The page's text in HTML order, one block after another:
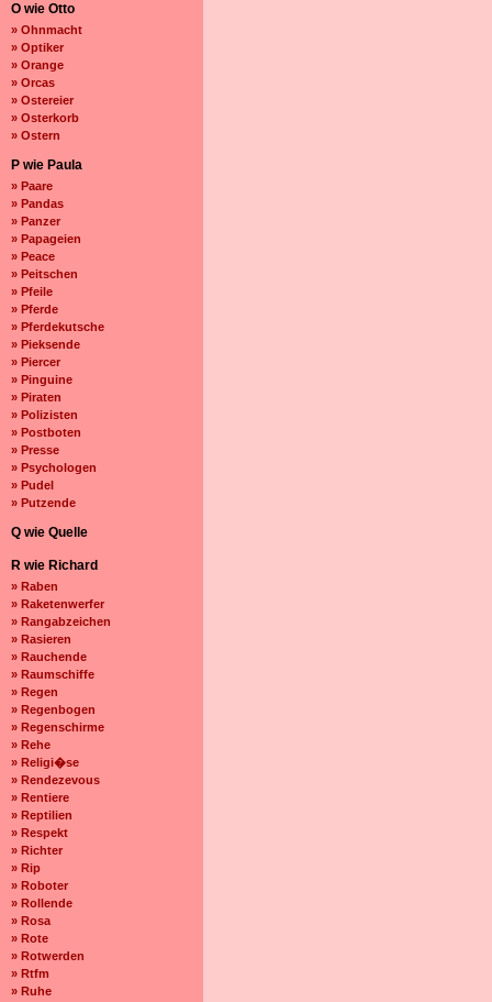
O wie Otto
» Ohnmacht
» Optiker
» Orange
» Orcas
» Ostereier
» Osterkorb
» Ostern
P wie Paula
» Paare
» Pandas
» Panzer
» Papageien
» Peace
» Peitschen
» Pfeile
» Pferde
» Pferdekutsche
» Pieksende
» Piercer
» Pinguine
» Piraten
» Polizisten
» Postboten
» Presse
» Psychologen
» Pudel
» Putzende
Q wie Quelle
R wie Richard
» Raben
» Raketenwerfer
» Rangabzeichen
» Rasieren
» Rauchende
» Raumschiffe
» Regen
» Regenbogen
» Regenschirme
» Rehe
» Religi�se
» Rendezevous
» Rentiere
» Reptilien
» Respekt
» Richter
» Rip
» Roboter
» Rollende
» Rosa
» Rote
» Rotwerden
» Rtfm
» Ruhe